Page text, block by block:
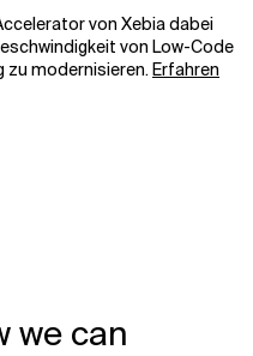
von Xebia dabei
von Low-Code
zu modernisieren.Erfahren
we can